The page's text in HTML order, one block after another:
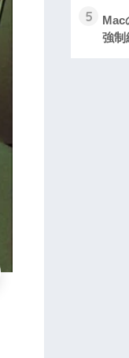
5
Mac
強制